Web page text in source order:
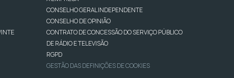
CONSELHO GERAL INDEPENDENTE
CONSELHO DE OPINIÃO
CONTRATO DE CONCESSÃO DO SERVIÇO PÚBLICO
DE RÁDIO E TELEVISÃO
RGPD
GESTÃO DAS DEFINIÇÕES DE COOKIES